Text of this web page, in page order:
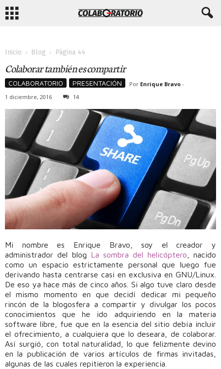
Inicio Blog Página 44
Colaborar también es compartir
COLABORATORIO PRESENTACIÓN Por Enrique Bravo -
1 diciembre, 2016
14
Mi nombre es Enrique Bravo, soy el creador y
administrador del blog La sombra del helicóptero , nacido
como un espacio estrictamente personal que luego fue
derivando hasta centrarse casi en exclusiva en GNU/Linux.
De eso ya hace más de cinco años. Si algo tuve claro desde
el mismo momento en que decidí dedicar mi pequeño
rincón de la blogosfera a compartir y divulgar los pocos
conocimientos que he ido adquiriendo en la materia
software libre, fue que en la esencia del sitio debía incluir
el ofrecimiento, a cualquiera que lo deseara, de colaborar.
Así surgió, con total naturalidad, lo que felizmente devino
en la publicación de varios artículos de firmas invitadas,
algunas de las cuales repitieron la experiencia.